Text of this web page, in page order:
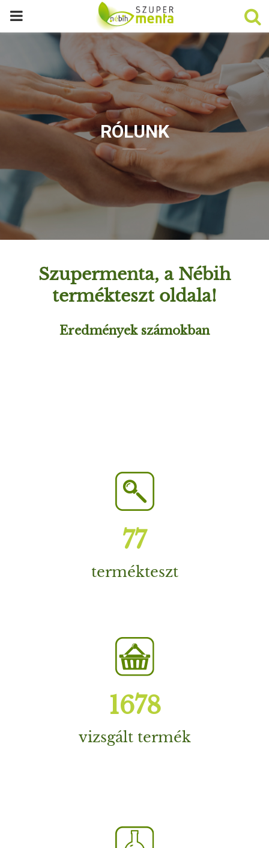
P
M
Y
M
RÓLUNK
Szupermenta, a Nébih
termékteszt oldala!
Eredmények számokban
105
termékteszt
2284
vizsgált termék